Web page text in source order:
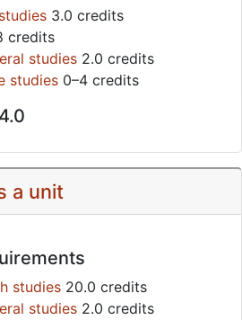
3.0 credits
credits
studies 2.0 credits
studies 0–4 credits
a unit
studies 20.0 credits
studies 2.0 credits